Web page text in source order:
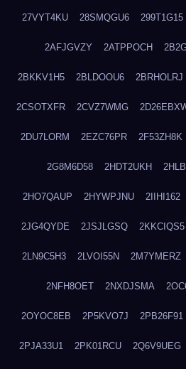
27VYT4KU 28SMQGU6 299T1G15
2AFJGVZY 2ATPPOCH
2BKKV1H5 2BLDOOU6 2BRHOLRJ
2CSOTXFR 2CVZ7WMG
2DU7LORM 2EZC76PR 2F53ZH8K
2G8M6D58 2HDT2UKH
2HO7QAUP 2HYWPJNU 2IIHI162
2JG4QYDE 2JSJLGSQ 2KKCIQS5
2LN9C5H3 2LVOI55N 2M7YMERZ
2NFH8OET 2NXDJSMA
2OYOC8EB 2P5KVO7J 2PB26F91
2PJA33U1 2PK01RCU 2Q6V9UEG